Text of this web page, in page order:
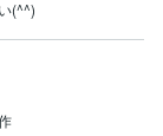
(^^)